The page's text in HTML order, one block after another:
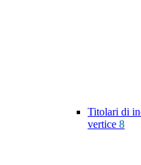
Titolari di
vertice 8